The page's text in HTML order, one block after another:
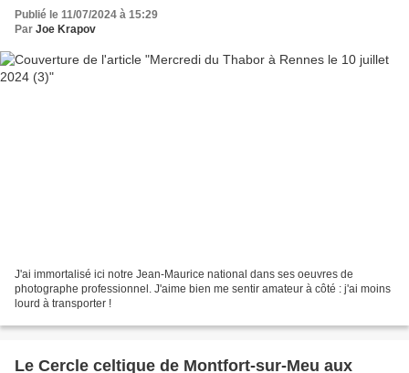
Publié le 11/07/2024 à 15:29
Par Joe Krapov
J'ai immortalisé ici notre Jean-Maurice national dans ses oeuvres de
photographe professionnel. J'aime bien me sentir amateur à côté : j'ai moins
lourd à transporter !
Le Cercle celtique de Montfort-sur-Meu aux